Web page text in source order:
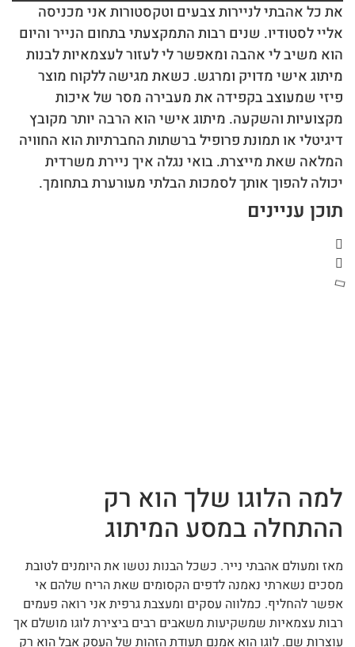
את כל אהבתי לניירות צבעים וטקסטורות אני מכניסה
אליי לסטודיו. שנים רבות התמקצעתי בתחום הנייר והיום
הוא משיב לי אהבה ומאפשר לי לעזור לעצמאיות לבנות
מיתוג אישי מדויק ומרגש. כשאת מגישה ללקוח מוצר
פיזי שמעוצב בקפידה את מעבירה מסר של איכות
מקצועיות והשקעה. מיתוג אישי הוא הרבה יותר מקובץ
דיגיטלי או תמונת פרופיל ברשתות החברתיות הוא החוויה
המלאה שאת מייצרת. בואי נגלה איך ניירת משרדית
יכולה להפוך אותך לסמכות הבלתי מעורערת בתחומך.
תוכן עניינים
למה הלוגו שלך הוא רק
ההתחלה במסע המיתוג
מאז ומעולם אהבתי נייר. כשכל הבנות נטשו את היומנים לטובת
מסכים נשארתי נאמנה לדפים הקסומים שאת הריח שלהם אי
אפשר להחליף. כמלווה עסקים ומעצבת גרפית אני רואה פעמים
רבות עצמאיות שמשקיעות משאבים רבים ביצירת לוגו מושלם אך
עוצרות שם. לוגו הוא אמנם תעודת הזהות של העסק אבל הוא רק